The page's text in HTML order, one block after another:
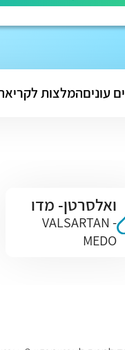
עוניםהמלצות
ואלסרטן- מדו
VALSARTAN -
MEDO